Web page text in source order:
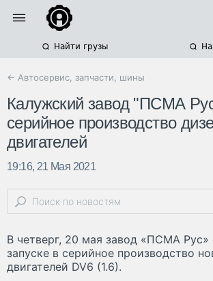
Найти грузы
← Автосервис, запчасти, шины
Калужский завод "ПСМА
серийное производство
двигателей
19:16, 21 Мая 2021
В четверг, 20 мая завод «ПСМА Рус»
запуске в серийное производство
двигателей DV6 (1.6).